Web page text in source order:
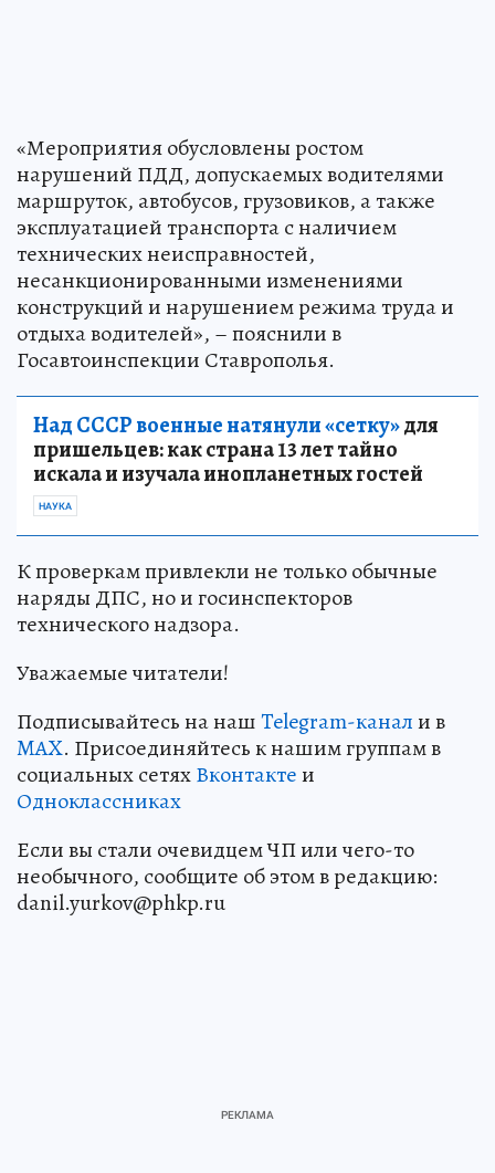
«Мероприятия обусловлены ростом
нарушений ПДД, допускаемых водителями
маршруток, автобусов, грузовиков, а также
эксплуатацией транспорта с наличием
технических неисправностей,
несанкционированными изменениями
конструкций и нарушением режима труда и
отдыха водителей», – пояснили в
Госавтоинспекции Ставрополья.
Над СССР военные натянули «сетку»для
пришельцев: как страна 13 лет тайно
искала и изучала инопланетных гостей
НАУКА
К проверкам привлекли не только обычные
наряды ДПС, но и госинспекторов
технического надзора.
Уважаемые читатели!
Подписывайтесь на нашTelegram-канали в
MAX. Присоединяйтесь к нашим группам в
социальных сетяхВконтактеи
Одноклассниках
Если вы стали очевидцем ЧП или чего-то
необычного, сообщите об этом в редакцию:
danil.yurkov@phkp.ru